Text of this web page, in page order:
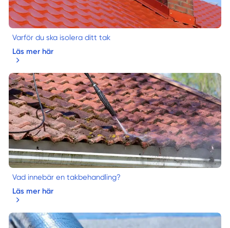
Varför du ska isolera ditt tak
Läs mer här
Vad innebär en takbehandling?
Läs mer här